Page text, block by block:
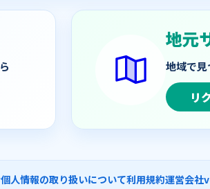
地元
地域で
リ
個人情報の取り扱いについて利用規約運営会社